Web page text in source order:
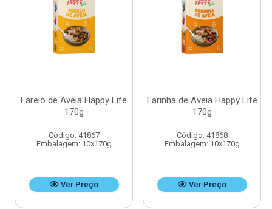
Farelo de Aveia Happy Life
170g
Código: 41867
Embalagem: 10x170g
Ver Preço
Farinha de Aveia Happy Life
170g
Código: 41868
Embalagem: 10x170g
Ver Preço